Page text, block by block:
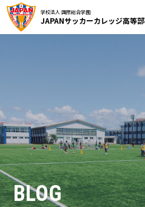
学校法人 国際総合学園
JAPANサッカーカレッジ高等部
BLOG